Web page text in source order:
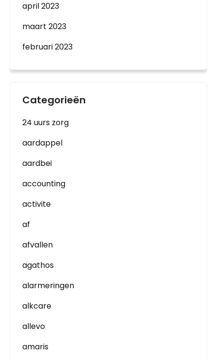
april 2023
maart 2023
februari 2023
Categorieën
24 uurs zorg
aardappel
aardbei
accounting
activite
af
afvallen
agathos
alarmeringen
alkcare
allevo
amaris